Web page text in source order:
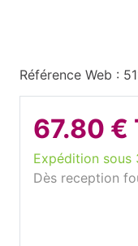
Référence Web :
67.80 €
Expédition sous
Dès reception